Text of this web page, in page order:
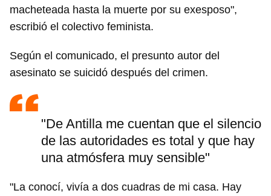
macheteada hasta la muerte por su exesposo",
escribió el colectivo feminista.
Según el comunicado, el presunto autor del
asesinato se suicidó después del crimen.
"De Antilla me cuentan que el silencio
de las autoridades es total y que hay
una atmósfera muy sensible"
"La conocí, vivía a dos cuadras de mi casa. Hay